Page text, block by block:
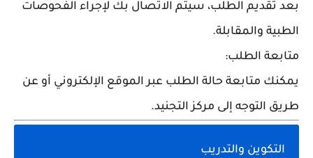
بعد تقديم الطلب، سيتم الاتصال بك لإجراء الفحوصات
الطبية والمقابلة.
متابعة الطلب:
يمكنك متابعة حالة الطلب عبر الموقع الإلكتروني أو عن
طريق التوجه إلى مركز التجنيد.
التكوين والتدريب